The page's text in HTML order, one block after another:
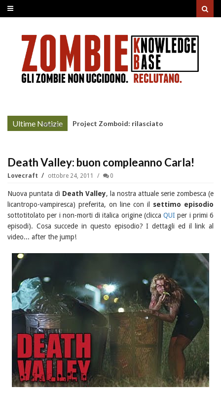
Ultime Notizie
More »
Project Zomboid: rilasciato
Death Valley: buon compleanno Carla!
Lovecraft ottobre 24, 2011 0
Nuova puntata di Death Valley, la nostra attuale serie zombesca (e
licantropo-vampiresca) preferita, on line con il settimo episodio
sottotitolato per i non-morti di italica origine (clicca QUI per i primi 6
episodi). Cosa succede in questo episodio? I dettagli ed il link al
video... after the jump!